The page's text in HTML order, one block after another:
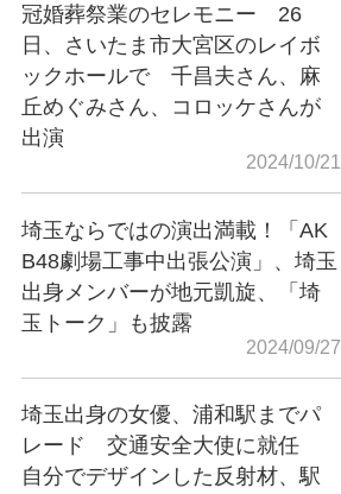
冠婚葬祭業のセレモニー 26
日、さいたま市大宮区のレイボ
ックホールで 千昌夫さん、麻
丘めぐみさん、コロッケさんが
出演
2024/10/21
埼玉ならではの演出満載！「AK
B48劇場工事中出張公演」、埼玉
出身メンバーが地元凱旋、「埼
玉トーク」も披露
2024/09/27
埼玉出身の女優、浦和駅までパ
レード 交通安全大使に就任
自分でデザインした反射材、駅